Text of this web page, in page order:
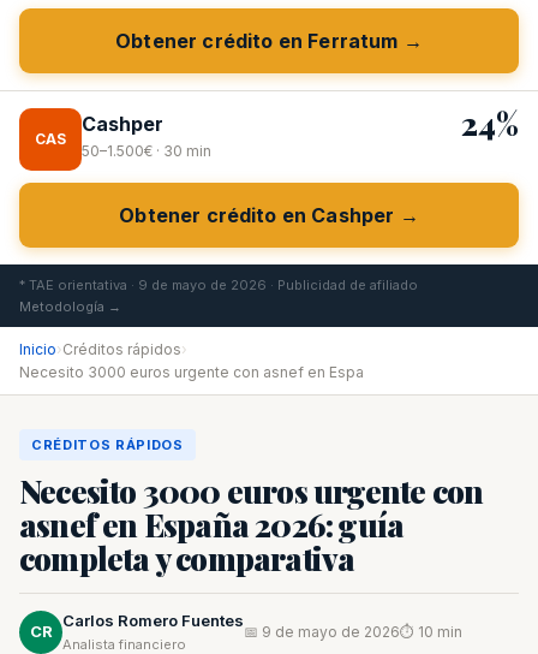
Obtener crédito en Ferratum →
CAS
Cashper
50–1.500€ · 30 min
24%
Obtener crédito en Cashper →
* TAE orientativa · 9 de mayo de 2026 · Publicidad de afiliado
Metodología →
Inicio›Créditos rápidos›
Necesito 3000 euros urgente con asnef en Espa
CRÉDITOS RÁPIDOS
Necesito 3000 euros urgente con
asnef en España 2026: guía
completa y comparativa
CR
Carlos Romero Fuentes
Analista financiero
📅 9 de mayo de 2026⏱ 10 min